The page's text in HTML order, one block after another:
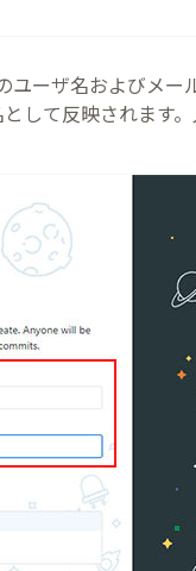
ユーザ名およびメー
して反映されます